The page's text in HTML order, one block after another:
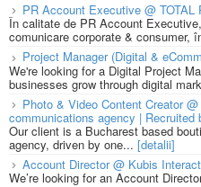
PR Account Executive @ TOTAL
În calitate de PR Account
comunicare corporate & consumer,
Project Manager (Digital &
We're looking for a Digital Project
businesses grow through digital
Photo & Video Content Creator
communications agency |
Our client is a Bucharest based
agency, driven by one... [detalii]
Account Director @ Kubis
We’re looking for an Account